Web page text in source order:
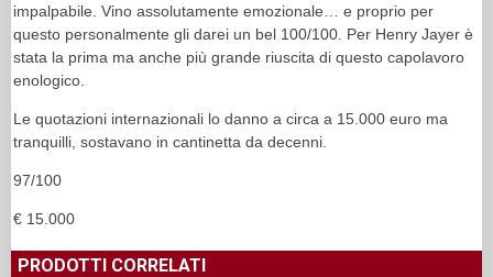
impalpabile. Vino assolutamente emozionale… e proprio per
questo personalmente gli darei un bel 100/100. Per Henry Jayer è
stata la prima ma anche più grande riuscita di questo capolavoro
enologico.
Le quotazioni internazionali lo danno a circa a 15.000 euro ma
tranquilli, sostavano in cantinetta da decenni.
97/100
€ 15.000
PRODOTTI CORRELATI